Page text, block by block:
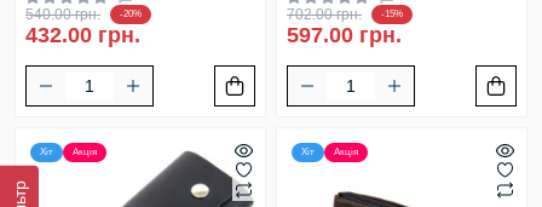
540.00 грн. -20%
432.00 грн.
702.00 грн. -15%
597.00 грн.
Хіт Акція Хіт Акція